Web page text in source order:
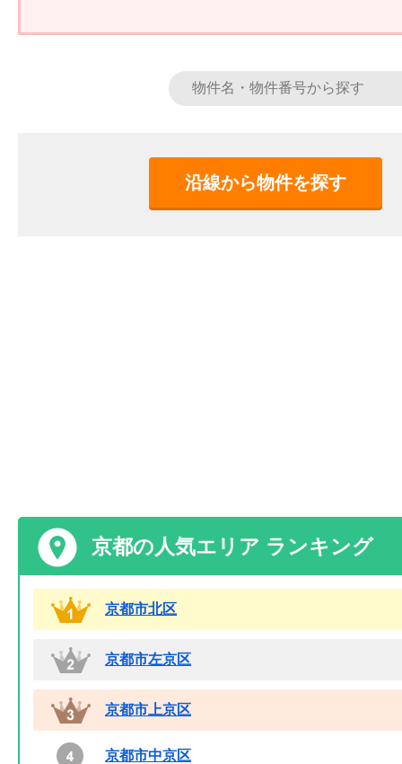
沿線から物件を探す
京都の人気エリア ランキング
京都市北区
京都市左京区
京都市上京区
京都市中京区